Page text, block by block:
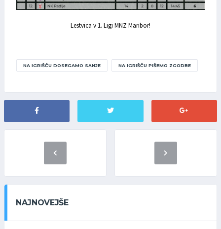
Lestvica v 1. Ligi MNZ Maribor!
NA IGRIŠČU DOSEGAMO SANJE NA IGRIŠČU PIŠEMO ZGODBE
NAJNOVEJŠE